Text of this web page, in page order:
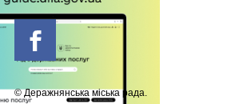
© Деражнянська міська рада.